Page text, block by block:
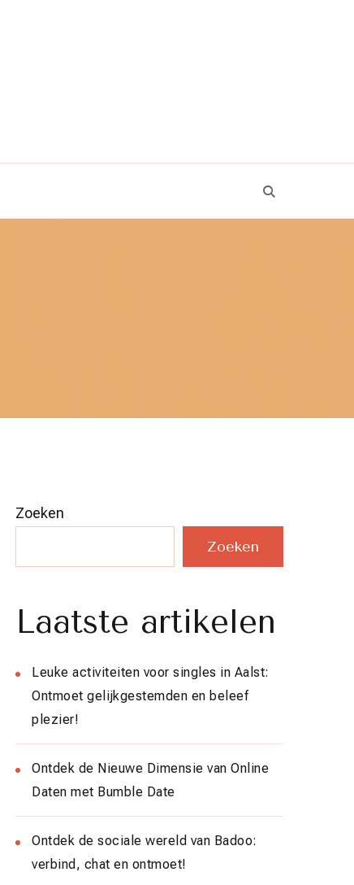
Zoeken
Zoeken
Laatste artikelen
Leuke activiteiten voor singles in Aalst:
Ontmoet gelijkgestemden en beleef
plezier!
Ontdek de Nieuwe Dimensie van Online
Daten met Bumble Date
Ontdek de sociale wereld van Badoo:
verbind, chat en ontmoet!